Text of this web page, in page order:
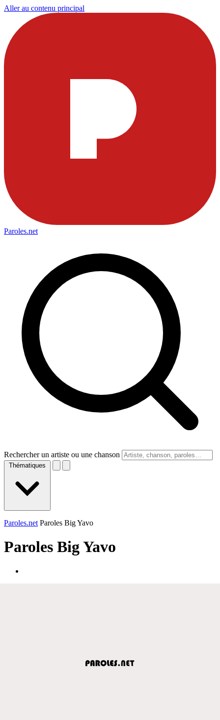
Aller au contenu principal
Paroles.net
Rechercher un artiste ou une chanson
Thématiques
Paroles.net Paroles Big Yavo
Paroles Big Yavo